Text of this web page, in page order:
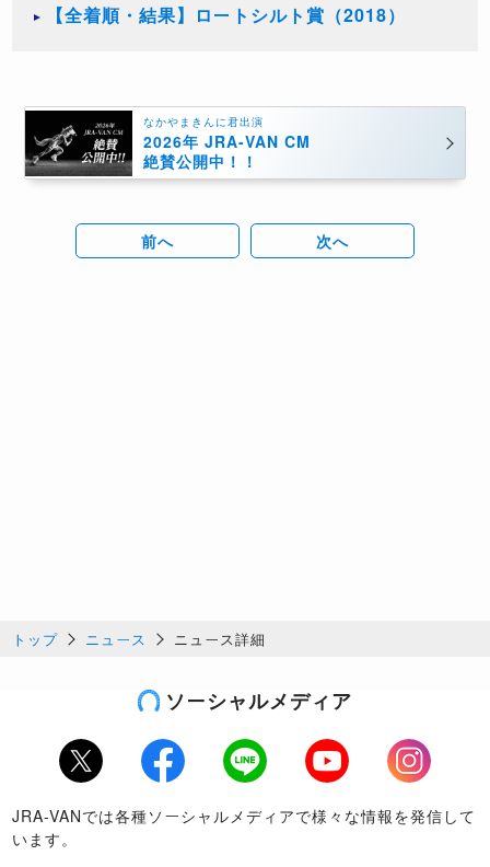
【全着順・結果】ロートシルト賞（2018）
なかやまきんに君出演
2026年 JRA-VAN CM
絶賛公開中！！
前へ 次へ
トップ ニュース ニュース詳細
ソーシャルメディア
Twitter Facebook LINE Youtube
Instagram
JRA-VANでは各種ソーシャルメディアで様々な情報を発信して
います。